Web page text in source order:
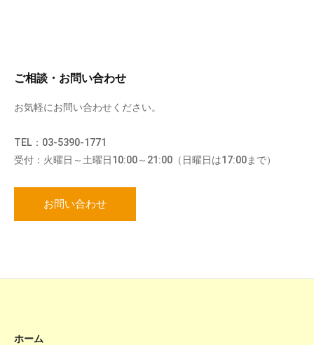
ご相談・お問い合わせ
お気軽にお問い合わせください。
TEL：03-5390-1771
受付：火曜日～土曜日10:00～21:00（日曜日は17:00まで）
お問い合わせ
ホーム